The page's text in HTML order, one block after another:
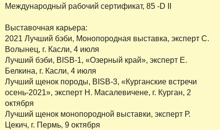
Международный рабочий сертификат, 85 -D II
Выставочная карьера:
2021 Лучший бэби, Монопородная выставка, эксперт С.
Волынец, г. Касли, 4 июля
Лучший бэби, BISB-1, «Озерный край», эксперт Е.
Белкина, г. Касли, 4 июля
Лучший щенок породы, BISB-3, «Курганские встречи
осень-2021», эксперт Н. Масалевичене, г. Курган, 2
октября
Лучший щенок монопородной выставки, эксперт Р.
Цекич, г. Пермь, 9 октября